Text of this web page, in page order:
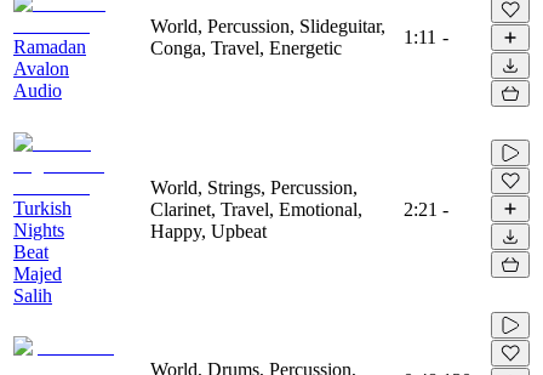
Ramadan
Avalon
Audio
World, Percussion, Slideguitar,
Conga, Travel, Energetic
1:11 -
Turkish
Nights
Beat
Majed
Salih
World, Strings, Percussion,
Clarinet, Travel, Emotional,
Happy, Upbeat
2:21 -
World, Drums, Percussion,